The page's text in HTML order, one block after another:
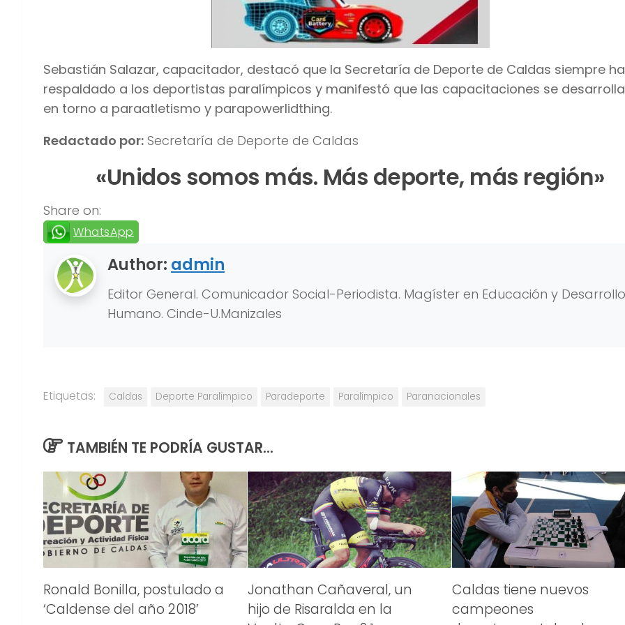
Sebastián Salazar, capacitador, destacó que la Secretaría de Deporte de Caldas siempre ha
respaldado a los deportistas paralímpicos y manifestó que las capacitaciones se
en torno a paraatletismo y parapowerlidthing.
Redactado por: Secretaría de Deporte de Caldas
«Unidos somos más. Más deporte, más región»
Share on:
WhatsApp
Author: admin
Editor General. Comunicador Social-Periodista. Magíster en Educación y Desarrollo
Humano. Cinde-U.Manizales
Etiquetas: Caldas Deporte Paralímpico Paradeporte Paralímpico Paranacionales
TAMBIÉN TE PODRÍA GUSTAR...
Ronald Bonilla, postulado a
‘Caldense del año 2018’
Jonathan Cañaveral, un
hijo de Risaralda en la
Caldas tiene nuevos
campeones